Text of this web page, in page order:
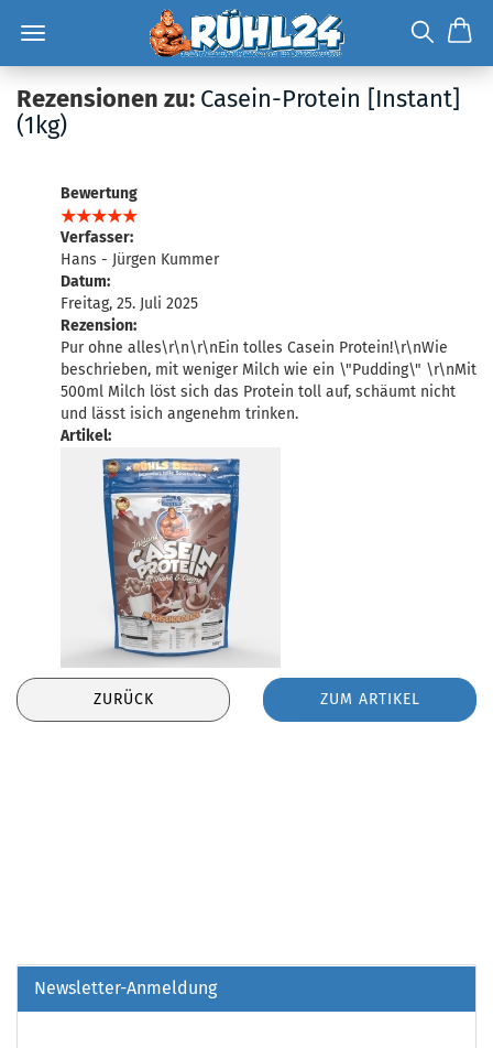
Rezensionen zu: Casein-Protein [Instant]
(1kg)
Bewertung
Verfasser:
Hans - Jürgen Kummer
Datum:
Freitag, 25. Juli 2025
Rezension:
Pur ohne alles\r\n\r\nEin tolles Casein Protein!\r\nWie
beschrieben, mit weniger Milch wie ein \"Pudding\" \r\nMit
500ml Milch löst sich das Protein toll auf, schäumt nicht
und lässt isich angenehm trinken.
Artikel:
ZURÜCK ZUM ARTIKEL
Newsletter-Anmeldung